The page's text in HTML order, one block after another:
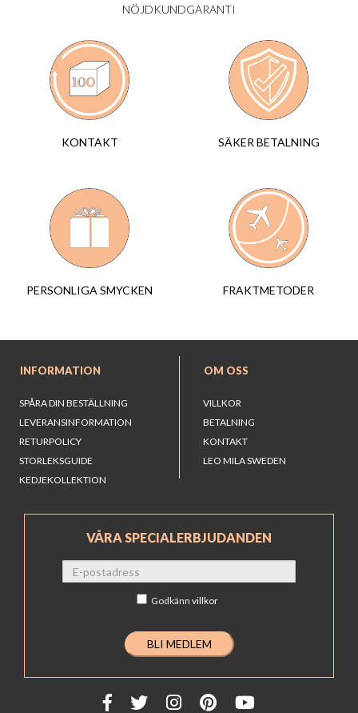
NÖJDKUNDGARANTI
KONTAKT SÄKER BETALNING
PERSONLIGA SMYCKEN FRAKTMETODER
INFORMATION
SPÅRA DIN BESTÄLLNING
LEVERANSINFORMATION
RETURPOLICY
STORLEKSGUIDE
KEDJEKOLLEKTION
OM OSS
VILLKOR
BETALNING
KONTAKT
LEO MILA SWEDEN
VÅRA SPECIALERBJUDANDEN
Godkänn villkor